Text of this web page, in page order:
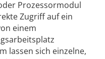
Prozessormodul
Zugriff auf ein
einem
lassen sich einzelne,